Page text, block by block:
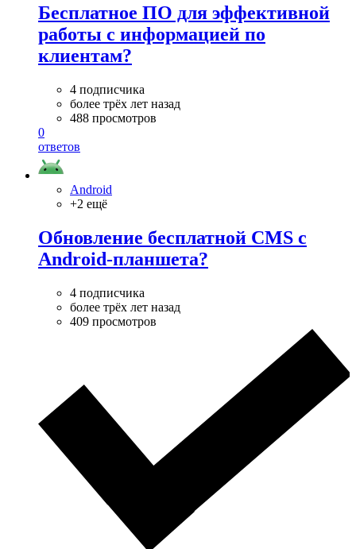
Бесплатное ПО для эффективной
работы с информацией по
клиентам?
4 подписчика
более трёх лет назад
488 просмотров
0
ответов
Android
+2 ещё
Обновление бесплатной CMS с
Android-планшета?
4 подписчика
более трёх лет назад
409 просмотров